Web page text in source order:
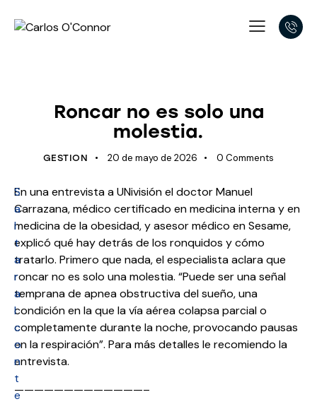
Roncar no es solo una
molestia.
GESTION 20 de mayo de 2026 0 Comments
S
a
l
t
a
r
a
l
c
o
n
t
e
En una entrevista a UNivisión el doctor Manuel
Carrazana, médico certificado en medicina interna y en
medicina de la obesidad, y asesor médico en Sesame,
explicó qué hay detrás de los ronquidos y cómo
tratarlo. Primero que nada, el especialista aclara que
roncar no es solo una molestia. “Puede ser una señal
temprana de apnea obstructiva del sueño, una
condición en la que la vía aérea colapsa parcial o
completamente durante la noche, provocando pausas
en la respiración”. Para más detalles le recomiendo la
entrevista.
—————————————–